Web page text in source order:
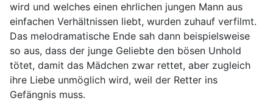
wird und welches einen ehrlichen jungen Mann aus
einfachen Verhältnissen liebt, wurden zuhauf verfilmt.
Das melodramatische Ende sah dann beispielsweise
so aus, dass der junge Geliebte den bösen Unhold
tötet, damit das Mädchen zwar rettet, aber zugleich
ihre Liebe unmöglich wird, weil der Retter ins
Gefängnis muss.